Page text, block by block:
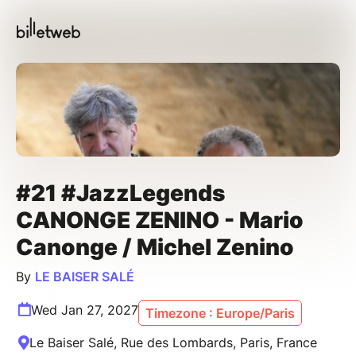
#21 #JazzLegends
CANONGE ZENINO - Mario
Canonge / Michel Zenino
By LE BAISER SALÉ
Wed Jan 27, 2027 Timezone : Europe/Paris
Le Baiser Salé, Rue des Lombards, Paris, France